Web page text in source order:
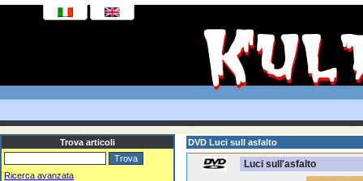
Trova articoli
Ricerca avanzata
DVD Luci sull asfalto
Luci sull'asfalto